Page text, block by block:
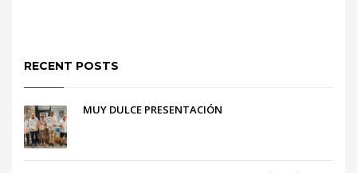
RECENT POSTS
MUY DULCE PRESENTACIÓN